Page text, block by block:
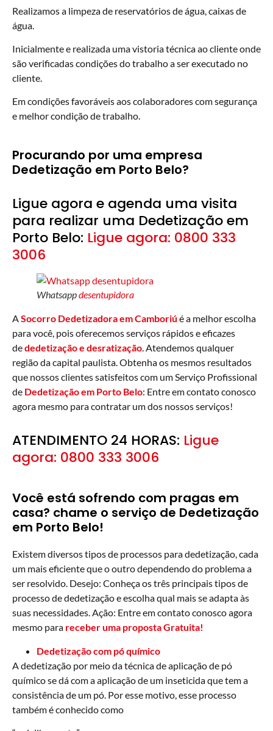
Realizamos a limpeza de reservatórios de água, caixas de
água.
Inicialmente e realizada uma vistoria técnica ao cliente onde
são verificadas condições do trabalho a ser executado no
cliente.
Em condições favoráveis aos colaboradores com segurança
e melhor condição de trabalho.
Procurando por uma empresa
Dedetização em Porto Belo?
Ligue agora e agenda uma visita
para realizar uma Dedetização em
Porto Belo: Ligue agora: 0800 333
3006
Whatsappdesentupidora
ASocorro Dedetizadoraem Camboriú é a melhor escolha
para você, pois oferecemos serviços rápidos e eficazes
dededetização e desratização. Atendemos qualquer
região da capital paulista. Obtenha os mesmos resultados
que nossos clientes satisfeitos com um Serviço Profissional
de Dedetização em Porto Belo: Entre em contato conosco
agora mesmo para contratar um dos nossos serviços!
ATENDIMENTO 24 HORAS: Ligue
agora: 0800 333 3006
Você está sofrendo com pragas em
casa? chame o serviço de Dedetização
em Porto Belo!
Existem diversos tipos de processos para dedetização, cada
um mais eficiente que o outro dependendo do problema a
ser resolvido. Desejo: Conheça os três principais tipos de
processo de dedetização e escolha qual mais se adapta às
suas necessidades. Ação: Entre em contato conosco agora
mesmo para receber uma proposta Gratuita!
Dedetização com pó químico
A dedetização por meio da técnica de aplicação de pó
químico se dá com a aplicação de um inseticida que tem a
consistência de um pó. Por esse motivo, esse processo
também é conhecido como